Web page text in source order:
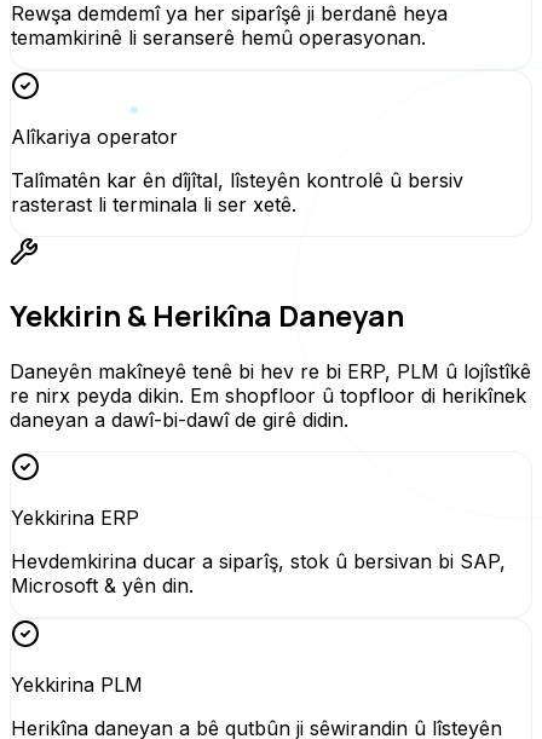
Rewşa demdemî ya her siparîşê ji berdanê heya
temamkirinê li seranserê hemû operasyonan.
Alîkariya operator
Talîmatên kar ên dîjîtal, lîsteyên kontrolê û bersiv
rasterast li terminala li ser xetê.
Yekkirin & Herikîna Daneyan
Daneyên makîneyê tenê bi hev re bi ERP, PLM û lojîstîkê
re nirx peyda dikin. Em shopfloor û topfloor di herikînek
daneyan a dawî-bi-dawî de girê didin.
Yekkirina ERP
Hevdemkirina ducar a siparîş, stok û bersivan bi SAP,
Microsoft & yên din.
Yekkirina PLM
Herikîna daneyan a bê qutbûn ji sêwirandin û lîsteyên